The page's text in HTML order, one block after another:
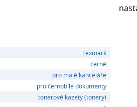
Lexmark
černé
pro malé kanceláře
pro černobílé dokumenty
tonerové kazety (tonery)